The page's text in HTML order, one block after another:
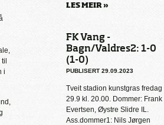
i
LES MEIR »
FK Vang -
Bagn/Valdres2: 1-0
(1-0)
PUBLISERT 29.09.2023
Tveit stadion kunstgras fredag
29.9 kl. 20.00. Dommer: Frank
Evertsen, Øystre Slidre IL.
Ass.dommer1: Nils Jørgen